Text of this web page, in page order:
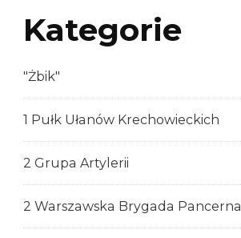
Kategorie
"Żbik"
1 Pułk Ułanów Krechowieckich
2 Grupa Artylerii
2 Warszawska Brygada Pancerna